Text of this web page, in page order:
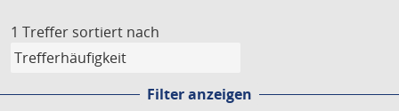
1 Treffer sortiert nach
Filter anzeigen